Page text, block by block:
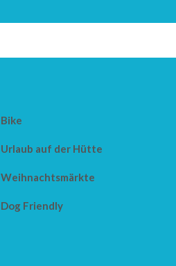
Bike
Urlaub auf der Hütte
Weihnachtsmärkte
Dog Friendly